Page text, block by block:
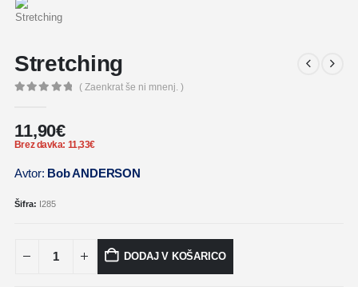
Stretching
( Zaenkrat še ni mnenj. )
11,90€
Brez davka: 11,33€
Avtor: Bob ANDERSON
Šifra: I285
DODAJ V KOŠARICO